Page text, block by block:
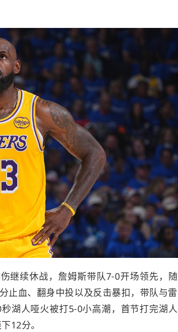
继续休战，詹姆斯带队7-0开场领先，随
止血、翻身中投以及反击暴扣，带队与雷
湖人哑火被打5-0小高潮，首节打完湖人
12分。